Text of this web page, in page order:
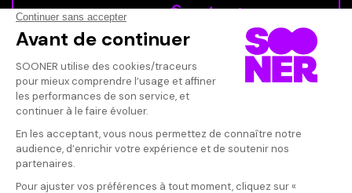
12€99 /mois
JE M'ABONNE
NOTRE OFFRE ÉTUDIANTE